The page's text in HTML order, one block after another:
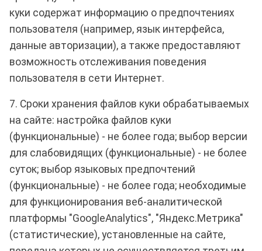
куки содержат информацию о предпочтениях
пользователя (например, язык интерфейса,
данные авторизации), а также предоставляют
возможность отслеживания поведения
пользователя в сети Интернет.
7. Сроки хранения файлов куки обрабатываемых
на сайте: настройка файлов куки
(функциональные) - не более года; выбор версии
для слабовидящих (функциональные) - не более
суток; выбор языковых предпочтений
(функциональные) - не более года; необходимые
для функционирования веб-аналитической
платформы "GoogleAnalytics", "Яндекс.Метрика"
(статистические), установленные на сайте,